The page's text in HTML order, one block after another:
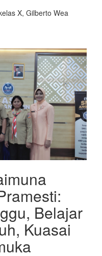
X, Gilberto Wea
Belajar
Kuasai